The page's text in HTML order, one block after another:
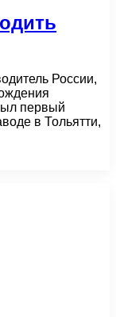
России,
первый
в Тольятти,